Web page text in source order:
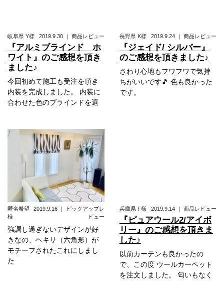
岐阜県 Y様 2019.9.30 ｜ 商品レビュー
『アルミブラインド ホ
ワイト』のご感想を頂き
ました♪
今回初めて施工も受注を頂き
内装を完成しました。 内装に
合わせた色のブラインドを選
長野県 K様 2019.9.24 ｜ 商品レビュー
『ジェイド/ シルバー』
のご感想を頂きました♪
さわり心地もフワフワで気持
ちがいいです🎵 色も良かった
です。
匿名希望
様
2019.9.16 ｜
ピックアップレ
ビュー
強調し過ぎないデザインが好
きなの、ヘキサ（六角形）が
モチーフされたこれにしまし
た
兵庫県 F様 2019.9.14 ｜ 商品レビュー
『ピュアウール2/アイボ
リー』のご感想を頂きま
した♪
以前カーテンも良かったの
で、この度 ウールカーペット
を注文しました。 匂いもなく